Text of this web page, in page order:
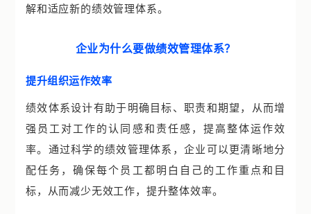
解和适应新的绩效管理体系。
企业为什么要做绩效管理体系？
提升组织运作效率
绩效体系设计有助于明确目标、职责和期望，从而增
强员工对工作的认同感和责任感，提高整体运作效
率。通过科学的绩效管理体系，企业可以更清晰地分
配任务，确保每个员工都明白自己的工作重点和目
标，从而减少无效工作，提升整体效率。